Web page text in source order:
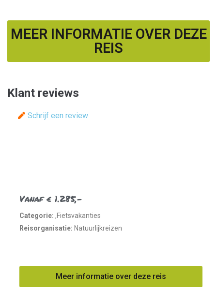
MEER INFORMATIE OVER DEZE
REIS
Klant reviews
Schrijf een review
Vanaf € 1.285,-
Categorie: ,Fietsvakanties
Reisorganisatie: Natuurlijkreizen
Meer informatie over deze reis